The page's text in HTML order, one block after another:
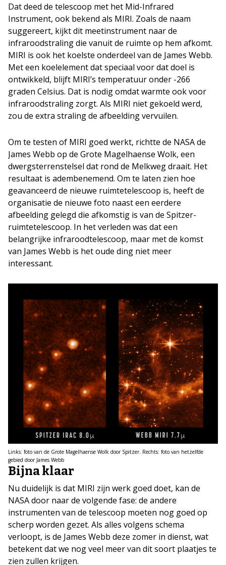
Dat deed de telescoop met het Mid-Infrared
Instrument, ook bekend als MIRI. Zoals de naam
suggereert, kijkt dit meetinstrument naar de
infraroodstraling die vanuit de ruimte op hem afkomt.
MIRI is ook het koelste onderdeel van de James Webb.
Met een koelelement dat speciaal voor dat doel is
ontwikkeld, blijft MIRI’s temperatuur onder -266
graden Celsius. Dat is nodig omdat warmte ook voor
infraroodstraling zorgt. Als MIRI niet gekoeld werd,
zou de extra straling de afbeelding vervuilen.
Om te testen of MIRI goed werkt, richtte de NASA de
James Webb op de Grote Magelhaense Wolk, een
dwergsterrenstelsel dat rond de Melkweg draait. Het
resultaat is adembenemend. Om te laten zien hoe
geavanceerd de nieuwe ruimtetelescoop is, heeft de
organisatie de nieuwe foto naast een eerdere
afbeelding gelegd die afkomstig is van de Spitzer-
ruimtetelescoop. In het verleden was dat een
belangrijke infraroodtelescoop, maar met de komst
van James Webb is het oude ding niet meer
interessant.
Links: foto van de Grote Magelhaense Wolk door Spitzer. Rechts: foto van hetzelfde
gebied door James Webb
Bijna klaar
Nu duidelijk is dat MIRI zijn werk goed doet, kan de
NASA door naar de volgende fase: de andere
instrumenten van de telescoop moeten nog goed op
scherp worden gezet. Als alles volgens schema
verloopt, is de James Webb deze zomer in dienst, wat
betekent dat we nog veel meer van dit soort plaatjes te
zien zullen krijgen.